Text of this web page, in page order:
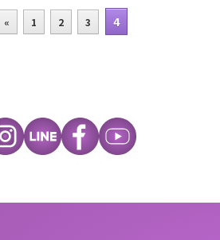
« 1 2 3 4